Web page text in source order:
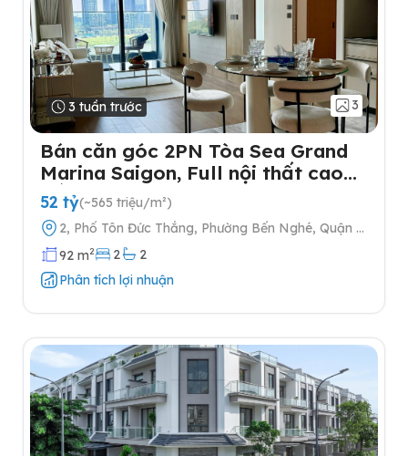
3 tuần trước 3
Bán căn góc 2PN Tòa Sea Grand
Marina Saigon, Full nội thất cao
cấp
52 tỷ(~565 triệu/m²)
2, Phố Tôn Đức Thắng, Phường Bến Nghé, Quận 1,
Thành phố Hồ Chí Minh
92 m2 2
2
Phân tích lợi nhuận